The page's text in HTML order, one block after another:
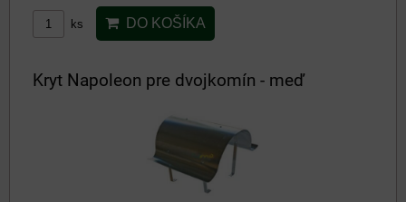
ks DO KOŠÍKA
Kryt Napoleon pre dvojkomín - meď